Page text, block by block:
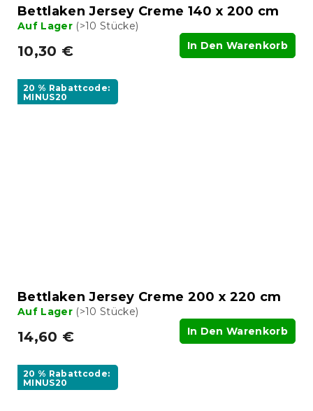
Bettlaken Jersey Creme 140 x 200 cm
Auf Lager (>10 Stücke)
10,30 € In Den Warenkorb
20 % Rabattcode:
MINUS20
Bettlaken Jersey Creme 200 x 220 cm
Auf Lager (>10 Stücke)
14,60 € In Den Warenkorb
20 % Rabattcode:
MINUS20